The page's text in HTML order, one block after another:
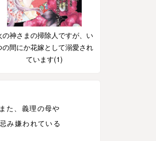
の神さまの掃除人ですが、い
の間にか花嫁として溺愛され
ています(1)
た、義理の母や
み嫌われている